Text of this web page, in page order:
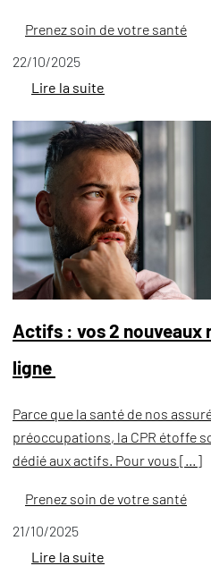
Prenez soin de votre santé
22/10/2025
Lire la suite
Actifs : vos 2 nouveaux
ligne
Parce que la santé de nos
préoccupations, la CPR étoffe
dédié aux actifs. Pour vous […]
Prenez soin de votre santé
21/10/2025
Lire la suite